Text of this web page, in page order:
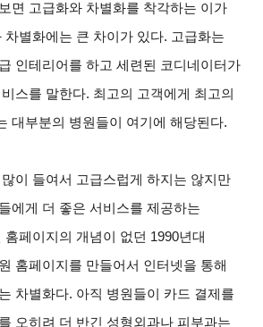
면 고급화와 차별화를 착각하는 이가
차별화에는 큰 차이가 있다. 고급화는
인테리어를 하고 세련된 코디네이터가
스를 말한다. 최고의 고객에게 최고의
대부분의 병원들이 여기에 해당된다.
이 들여서 고급스럽게 하지는 않지만
에게 더 좋은 서비스를 제공하는
페이지의 개념이 없던 1990년대
홈페이지를 만들어서 인터넷을 통해
차별화다. 아직 병원들이 카드 결제를
오히려 더 반긴 성형외과나 피부과는